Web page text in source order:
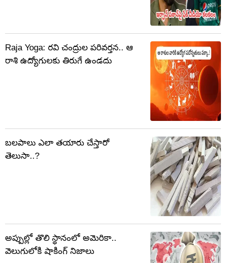
Raja Yoga: రవి చంద్రుల పరివర్తన.. ఆ
రాశి ఉద్యోగులకు తిరుగే ఉండదు
బలపాలు ఎలా తయారు చేస్తారో
తెలుసా..?
అప్పుల్లో తొలి స్థానంలో అమెరికా..
వెలుగులోకి షాకింగ్ నిజాలు